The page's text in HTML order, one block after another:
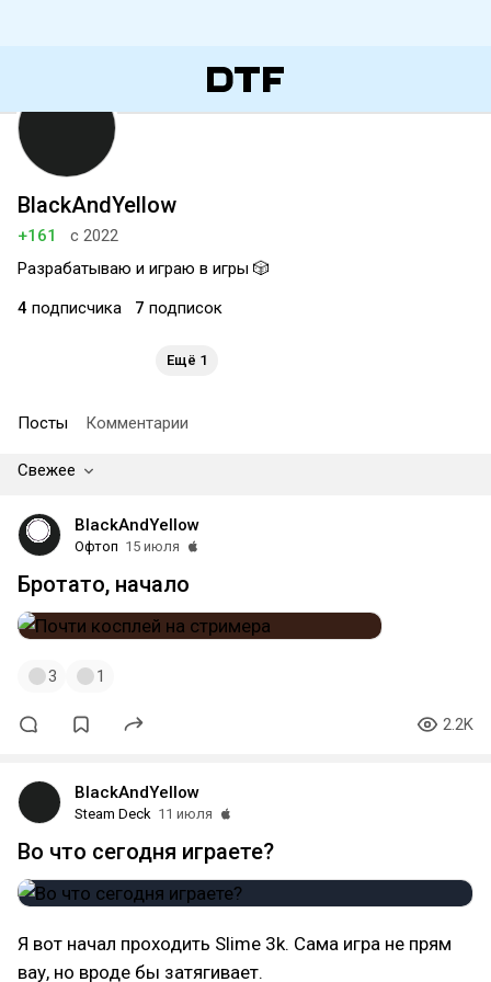
BlackAndYellow
+161
с 2022
Разрабатываю и играю в игры 🎲
4 подписчика 7 подписок
Ещё 1
Посты Комментарии
Свежее
BlackAndYellow
Офтоп 15 июля
Бротато, начало
3 1
2.2K
BlackAndYellow
Steam Deck 11 июля
Во что сегодня играете?
Я вот начал проходить Slime 3k. Сама игра не прям
вау, но вроде бы затягивает.